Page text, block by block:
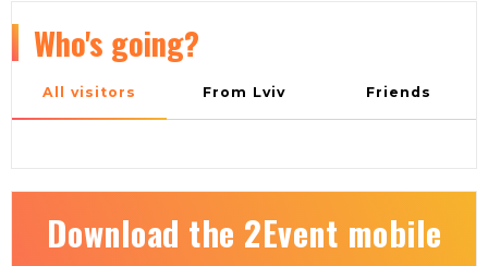
Who's going?
All visitors From Lviv Friends
Download the 2Event mobile